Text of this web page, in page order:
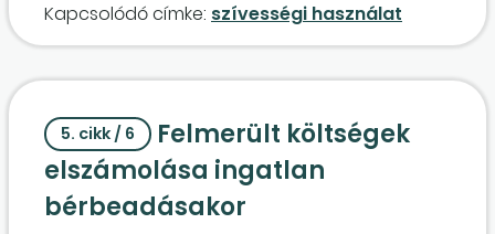
egyszerűbb lenne egy minimális értéken kiadni?
Az ingatlanon végzett beruházások (pl.
ablakcsere, festés) ilyen esetben
Kapcsolódó címke: szívességi használat
5. cikk / 6
Felmerült költségek
elszámolása ingatlan
bérbeadásakor